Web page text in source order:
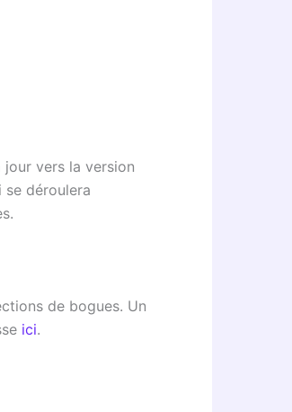
vers la version
se déroulera
de bogues. Un
ici.